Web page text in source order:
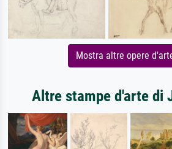
Mostra altre opere
Altre stampe d'arte di